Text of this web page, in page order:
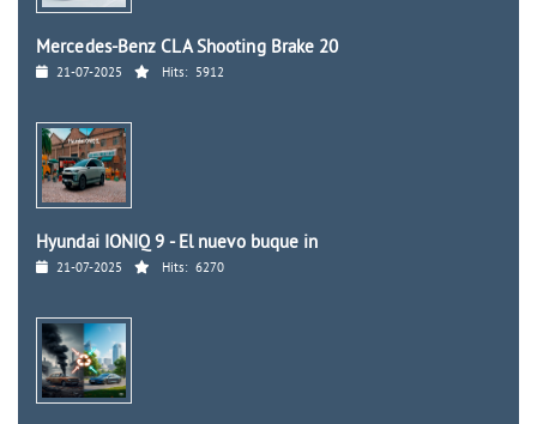
Mercedes-Benz CLA Shooting Brake 20
21-07-2025 Hits: 5912
Hyundai IONIQ 9 - El nuevo buque in
21-07-2025 Hits: 6270